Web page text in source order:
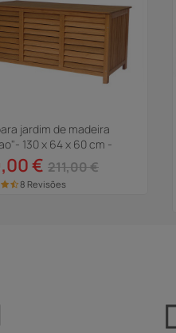
jardim de madeira
130 x 64 x 60 cm -
€ 211,00 €
8 Revisões